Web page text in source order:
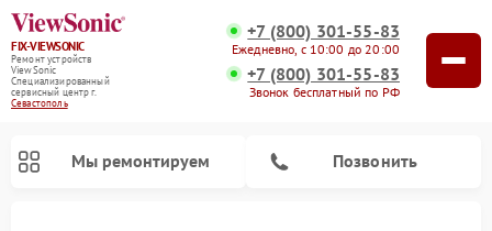
FIX-VIEWSONIC
Ремонт устройств
ViewSonic
Специализированный
cервисный центр г.
Севастополь
+7 (800) 301-55-83
Ежедневно, с 10:00 до 20:00
+7 (800) 301-55-83
Звонок бесплатный по РФ
Мы ремонтируем Позвонить